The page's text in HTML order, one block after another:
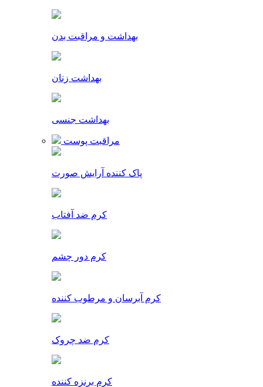
بهداشت و مراقبت بدن
بهداشت زنان
بهداشت جنسی
مراقبت پوست
پاک کننده آرایش صورت
کرم ضد آفتاب
کرم دور چشم
کرم آبرسان و مرطوب کننده
کرم ضد چروک
کرم برنزه کننده